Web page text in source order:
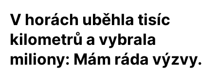
V horách uběhla tisíc
kilometrů a vybrala
miliony: Mám ráda výzvy.